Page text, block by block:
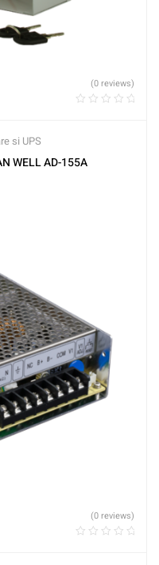
(0 reviews)
si UPS
WELL AD-155A
(0 reviews)